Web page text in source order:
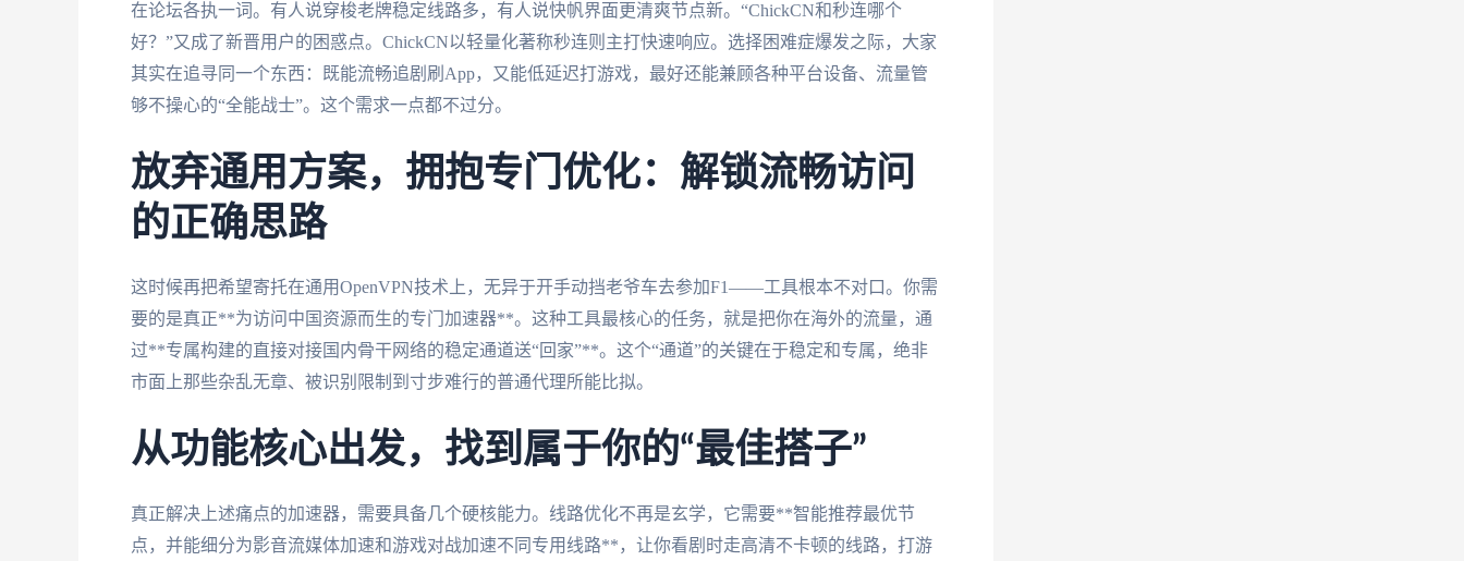
在论坛各执一词。有人说穿梭老牌稳定线路多，有人说快帆界面更清爽节点新。“ChickCN和秒连哪个
好？”又成了新晋用户的困惑点。ChickCN以轻量化著称秒连则主打快速响应。选择困难症爆发之际，大家
其实在追寻同一个东西：既能流畅追剧刷App，又能低延迟打游戏，最好还能兼顾各种平台设备、流量管
够不操心的“全能战士”。这个需求一点都不过分。
放弃通用方案，拥抱专门优化：解锁流畅访问
的正确思路
这时候再把希望寄托在通用OpenVPN技术上，无异于开手动挡老爷车去参加F1——工具根本不对口。你需
要的是真正**为访问中国资源而生的专门加速器**。这种工具最核心的任务，就是把你在海外的流量，通
过**专属构建的直接对接国内骨干网络的稳定通道送“回家”**。这个“通道”的关键在于稳定和专属，绝非
市面上那些杂乱无章、被识别限制到寸步难行的普通代理所能比拟。
从功能核心出发，找到属于你的“最佳搭子”
真正解决上述痛点的加速器，需要具备几个硬核能力。线路优化不再是玄学，它需要**智能推荐最优节
点，并能细分为影音流媒体加速和游戏对战加速不同专用线路**，让你看剧时走高清不卡顿的线路，打游